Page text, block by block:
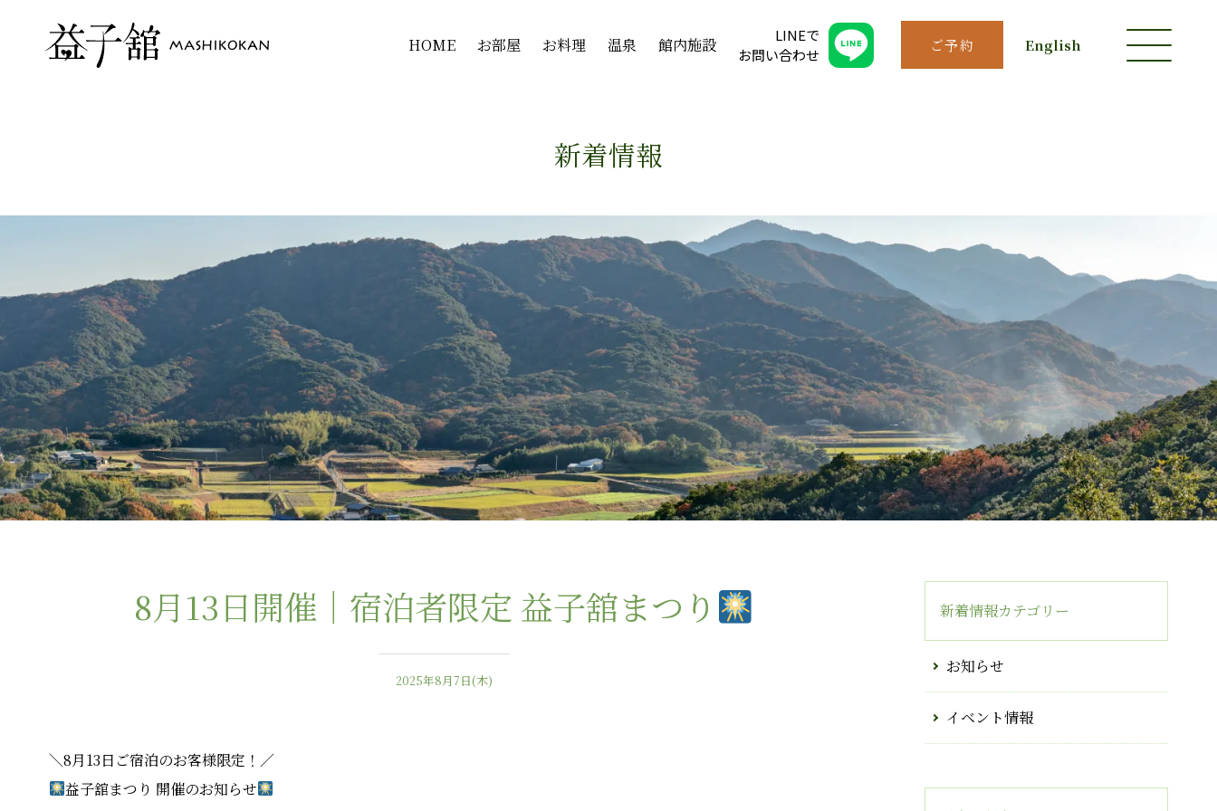
HOME お部屋 お料理 温泉 館内施設
LINEで
お問い合わせ
ご予約 English
新着情報
8月13日開催｜宿泊者限定 益子舘まつり
2025年8月7日(木)
＼8月13日ご宿泊のお客様限定！／
益子舘まつり 開催のお知らせ
新着情報カテゴリー
お知らせ
イベント情報